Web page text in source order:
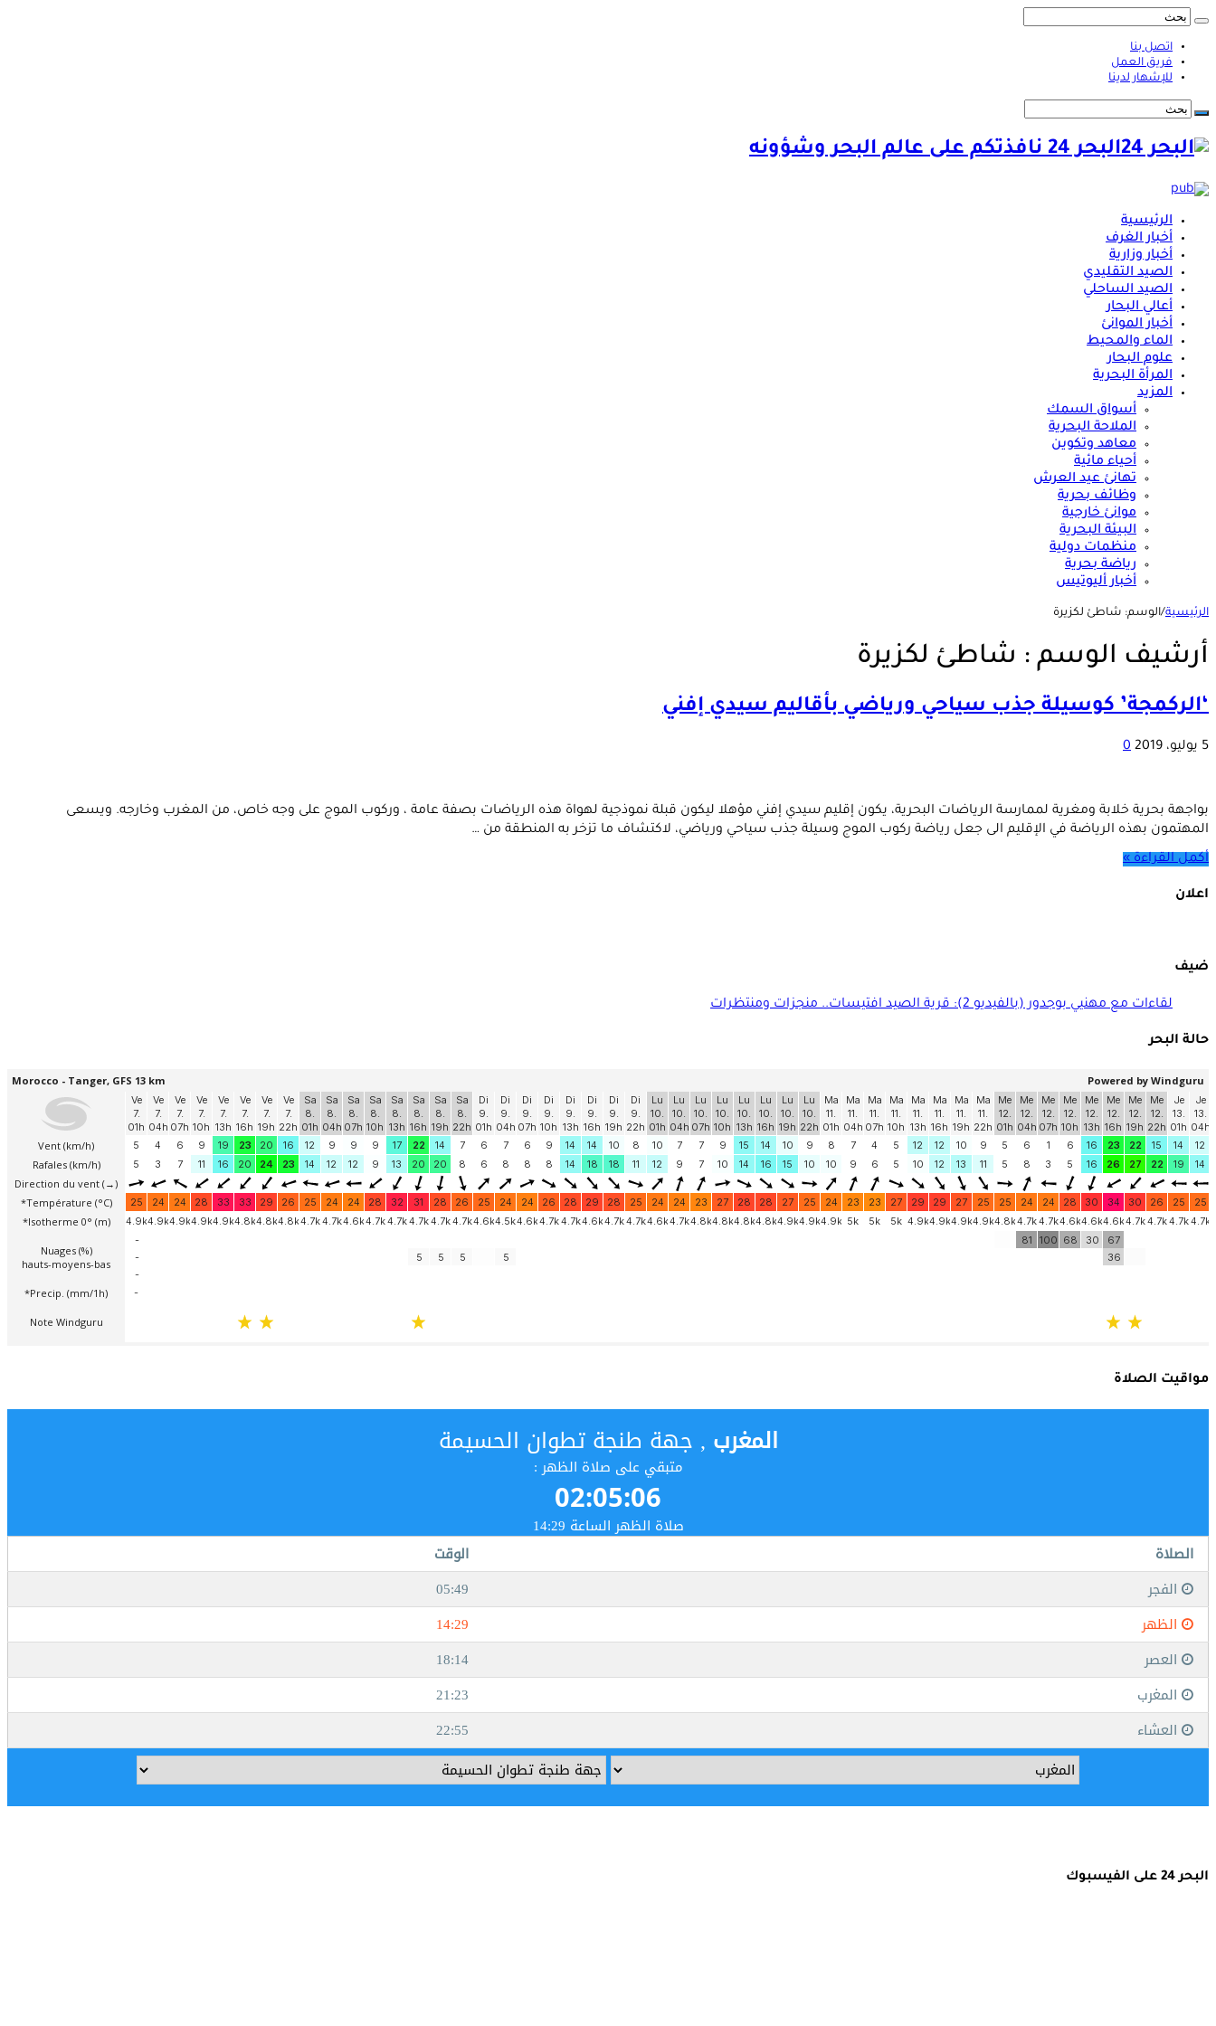
اتصل بنا
فريق العمل
للإشهار لدينا
البحر 24 نافذتكم على عالم البحر وشؤونه
الرئيسية
أخبار الغرف
أخبار وزارية
الصيد التقليدي
الصيد الساحلي
أعالي البحار
أخبار الموانئ
الماء والمحيط
علوم البحار
المرأة البحرية
المزيد
أسواق السمك
الملاحة البحرية
معاهد وتكوين
أحياء مائية
تهانئ عيد العرش
وظائف بحرية
موانئ خارجية
البيئة البحرية
منظمات دولية
رياضة بحرية
أخبار أليوتيس
الرئيسية/الوسم: شاطئ لكزيرة
أرشيف الوسم : شاطئ لكزيرة
‘الركمجة’ كوسيلة جذب سياحي ورياضي بأقاليم سيدي إفني
5 يوليو، 2019 0
بواجهة بحرية خلابة ومغرية لممارسة الرياضات البحرية، يكون إقليم سيدي إفني مؤهلا ليكون قبلة نموذجية لهواة هذه الرياضات بصفة عامة ، وركوب الموج على وجه خاص، من المغرب وخارجه. ويسعى
المهتمون بهذه الرياضة في الإقليم الى جعل رياضة ركوب الموج وسيلة جذب سياحي ورياضي، لاكتشاف ما تزخر به المنطقة من …
أكمل القراءة »
اعلان
ضيف
لقاءات مع مهنيي بوجدور (بالفيديو 2): قرية الصيد افتيسات.. منجزات ومنتظرات
حالة البحر
مواقيت الصلاة
البحر 24 على الفيسبوك